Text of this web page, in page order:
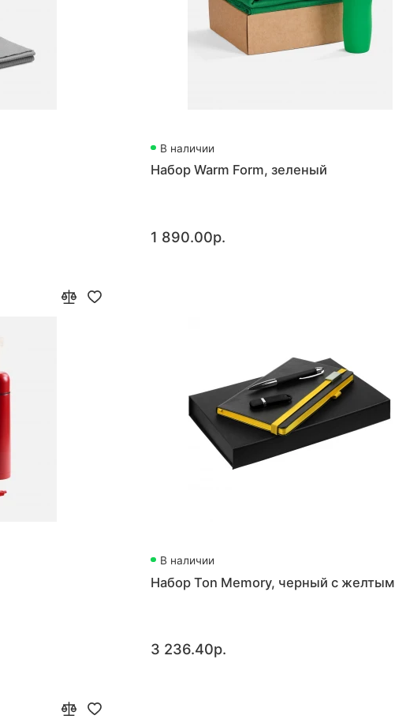
В наличии
Набор Warm Form, зеленый
1 890.00р.
В наличии
Набор Ton Memory, черный с желтым
3 236.40р.